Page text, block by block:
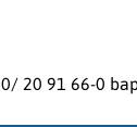
20 91 66-0